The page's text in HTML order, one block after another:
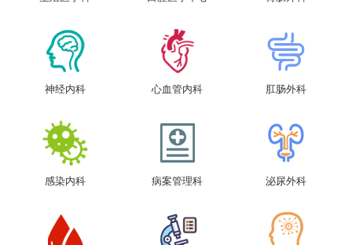
神经内科 心血管内科 肛肠外科
感染内科 病案管理科 泌尿外科